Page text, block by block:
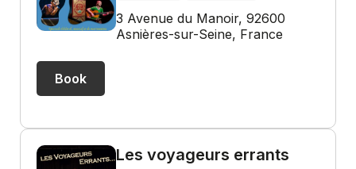
3 Avenue du Manoir, 92600
Asnières-sur-Seine, France
Book
Les voyageurs errants